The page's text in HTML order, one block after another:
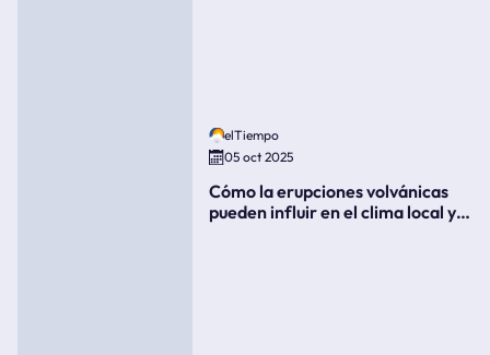
elTiempo
05 oct 2025
Cómo la erupciones volvánicas
pueden influir en el clima local y